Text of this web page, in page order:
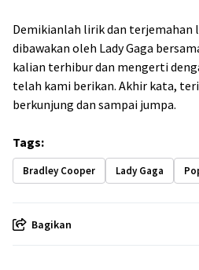
Demikianlah lirik dan terjemahan
dibawakan oleh Lady Gaga
kalian terhibur dan mengerti
telah kami berikan. Akhir kata,
berkunjung dan sampai jumpa.
Tags:
Bradley Cooper Lady Gaga
Bagikan